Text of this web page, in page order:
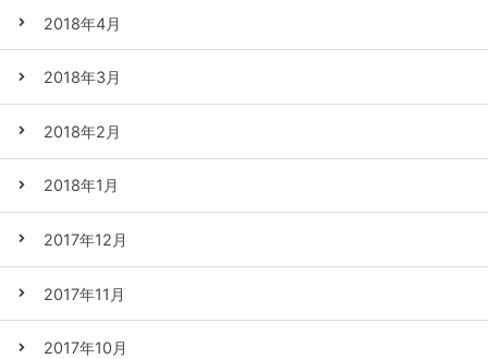
2018年4月
2018年3月
2018年2月
2018年1月
2017年12月
2017年11月
2017年10月